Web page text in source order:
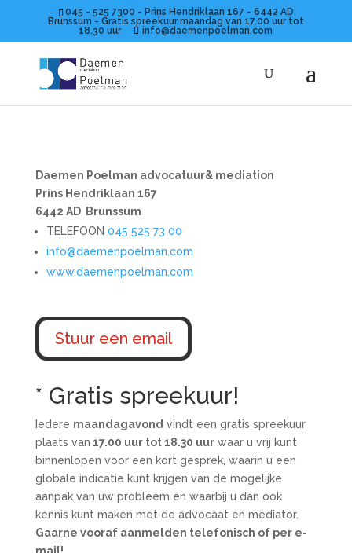
045 - 525 7300 - Prins Hendriklaan 167 - 6442 AD
Brunssum - Gratis spreekuur maandag van 17.00 uur tot
18.30 uur
info@daemenpoelman.com
Daemen Poelman advocatuur& mediation
Prins Hendriklaan 167
6442 AD Brunssum
TELEFOON 045 525 73 00
info@daemenpoelman.com
www.daemenpoelman.com
Stuur een email
* Gratis spreekuur!
Iedere maandagavond vindt een gratis spreekuur
plaats van 17.00 uur tot 18.30 uurwaar u vrij kunt
binnenlopen voor een kort gesprek, waarin u een
globale indicatie kunt krijgen van de mogelijke
aanpak van uw probleem en waarbij u dan ook
kennis kunt maken met de advocaat en mediator.
Gaarne vooraf aanmelden telefonisch of per e-